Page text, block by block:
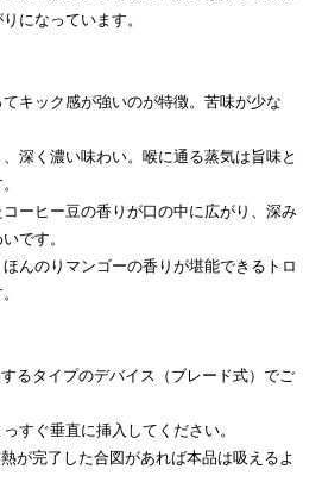
になっています。
てキック感が強いのが特徴。苦味が少な
深く濃い味わい。喉に通る蒸気は旨味と
コーヒー豆の香りが口の中に広がり、深み
です。
ほんのりマンゴーの香りが堪能できるトロ
るタイプのデバイス（ブレード式）でご
すぐ垂直に挿入してください。
が完了した合図があれば本品は吸えるよ